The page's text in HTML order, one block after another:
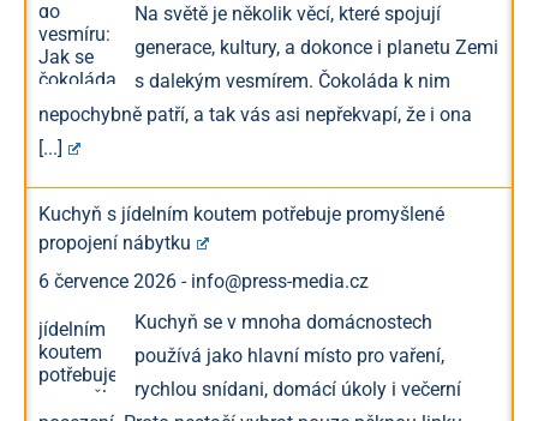
Na světě je několik věcí, které spojují
generace, kultury, a dokonce i planetu Zemi
s dalekým vesmírem. Čokoláda k nim
nepochybně patří, a tak vás asi nepřekvapí, že i ona
[...]
Kuchyň s jídelním koutem potřebuje promyšlené
propojení nábytku
6 července 2026 - info@press-media.cz
Kuchyň se v mnoha domácnostech
používá jako hlavní místo pro vaření,
rychlou snídani, domácí úkoly i večerní